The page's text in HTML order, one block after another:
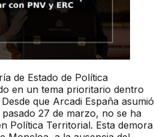
de Estado de Política
en un tema prioritario dentro
que Arcadi España asumió
27 de marzo, no se ha
Política Territorial. Esta demora